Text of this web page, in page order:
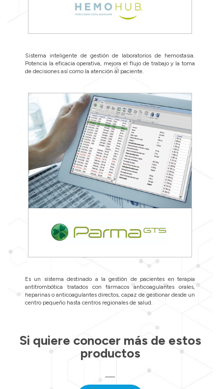
Sistema inteligente de gestión de laboratorios de hemostasia.
Potencia la eficacia operativa, mejora el flujo de trabajo y la toma
de decisiones así como la atención al paciente.
Es un sistema destinado a la gestión de pacientes en terapia
antitrombótica tratados con fármacos anticoagulantes orales,
heparinas o anticoagulantes directos, capaz de gestionar desde un
centro pequeño hasta centros regionales de salud.
Si quiere conocer más de estos
productos